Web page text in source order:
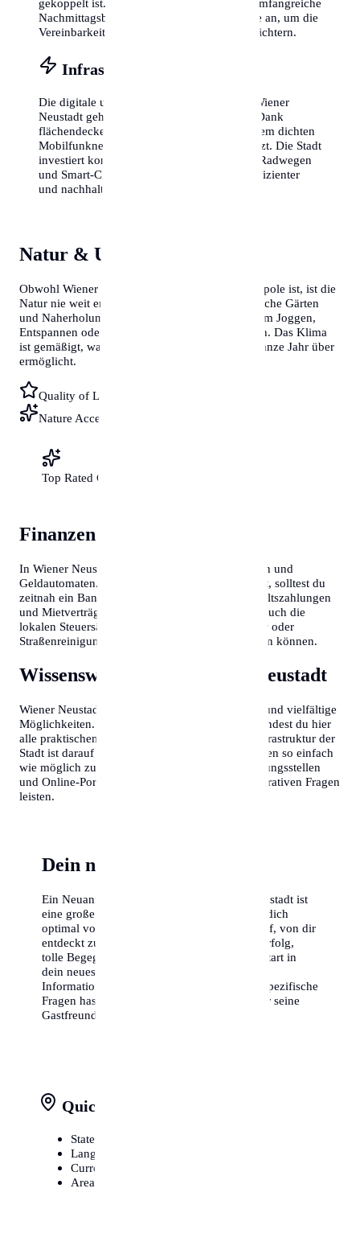
Nachmittagsbetreuung und Sportprogramme an, um die
Vereinbarkeit von Familie und Beruf zu erleichtern.
Infrastruktur & Vernetzung
Die digitale und physische Infrastruktur in Wiener
Neustadt gehört zu den besten des Landes. Dank
flächendeckendem Glasfaserausbau und einem dichten
Mobilfunknetz bist du überall perfekt vernetzt. Die Stadt
investiert kontinuierlich in den Ausbau von Radwegen
und Smart-City-Lösungen, um den Alltag effizienter
und nachhaltiger zu gestalten.
Natur & Umgebung
Obwohl Wiener Neustadt eine pulsierende Metropole ist, ist die
Natur nie weit entfernt. Zahlreiche Parks, botanische Gärten
und Naherholungsgebiete am Stadtrand laden zum Joggen,
Entspannen oder für ausgiebige Spaziergänge ein. Das Klima
ist gemäßigt, was Outdoor-Aktivitäten fast das ganze Jahr über
ermöglicht.
Quality of Life
Nature Access
Top Rated City
Finanzen & Steuern
In Wiener Neustadt gibt es zahlreiche Bankfilialen und
Geldautomaten. Wenn du neu in Deutschland bist, solltest du
zeitnah ein Bankkonto eröffnen, da dies für Gehaltszahlungen
und Mietverträge oft Voraussetzung ist. Beachte auch die
lokalen Steuersätze und Gebühren für Müllabfuhr oder
Straßenreinigung, die je nach Stadtbezirk variieren können.
Wissenswertes über Wiener Neustadt
Wiener Neustadt bietet eine hohe Lebensqualität und vielfältige
Möglichkeiten. Um dir den Start zu erleichtern, findest du hier
alle praktischen Informationen gebündelt. Die Infrastruktur der
Stadt ist darauf ausgelegt, Neubürgern das Einleben so einfach
wie möglich zu machen. Es gibt zahlreiche Beratungsstellen
und Online-Portale, die Hilfestellung bei administrativen Fragen
leisten.
Dein neues Kapitel beginnt
Ein Neuanfang in einer Stadt wie Wiener Neustadt ist
eine große Chance. Nutze diesen Guide, um dich
optimal vorzubereiten. Die Stadt wartet darauf, von dir
entdeckt zu werden. Wir wünschen dir viel Erfolg,
tolle Begegnungen und einen fantastischen Start in
dein neues Leben. Zögere nicht, lokale
Informationszentren aufzusuchen, wenn du spezifische
Fragen hast – Wiener Neustadt ist bekannt für seine
Gastfreundschaft.
Quick Facts at a Glance
State
Language
Currency
Area Code